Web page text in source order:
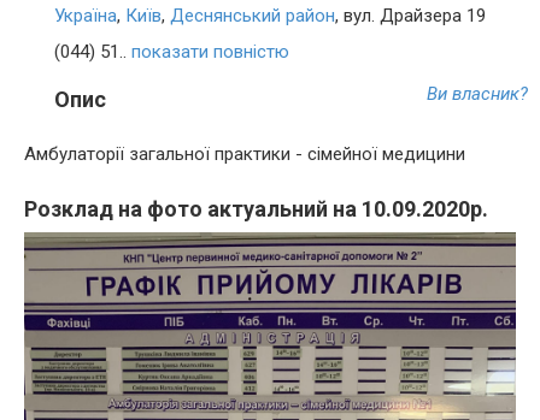
Україна, Київ, Деснянський район, вул. Драйзера 19
(044) 51.. показати повністю
Ви власник?
Опис
Амбулаторії загальної практики - сімейної медицини
Розклад на фото актуальний на 10.09.2020р.